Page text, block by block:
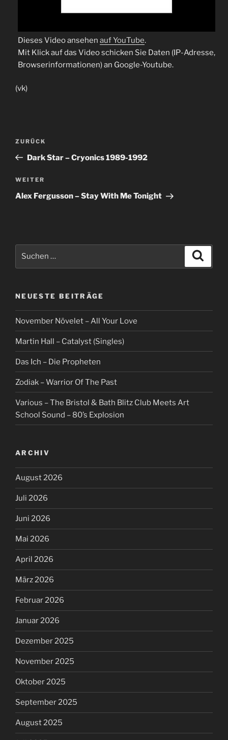
Dieses Video ansehen auf YouTube.
Mit Klick auf das Video schicken Sie Daten (IP-Adresse,
Browserinformationen) an Google-Youtube.
(vk)
Beitragsnavigation
Vorheriger
Beitrag
ZURÜCK
Dark Star – Cryonics 1989-1992
Nächster
Beitrag
WEITER
Alex Fergusson – Stay With Me Tonight
NEUESTE BEITRÄGE
November Növelet – All Your Love
Martin Hall – Catalyst (Singles)
Das Ich – Die Propheten
Zodiak – Warrior Of The Past
Various – The Bristol & Bath Blitz Club Meets Art
School Sound – 80’s Explosion
ARCHIV
August 2026
Juli 2026
Juni 2026
Mai 2026
April 2026
März 2026
Februar 2026
Januar 2026
Dezember 2025
November 2025
Oktober 2025
September 2025
August 2025